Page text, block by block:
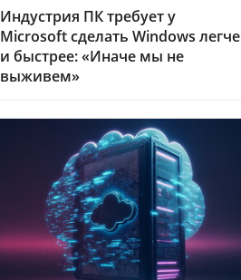
Индустрия ПК требует у
Microsoft сделать Windows легче
и быстрее: «Иначе мы не
выживем»